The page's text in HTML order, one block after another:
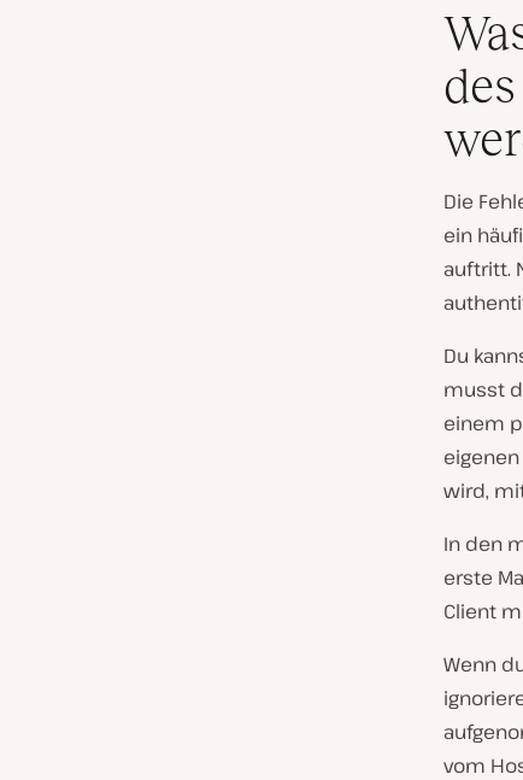
Die
ein
auftritt.
Du
musst
einem
wird,
In den
erste
Client
Wenn
vom